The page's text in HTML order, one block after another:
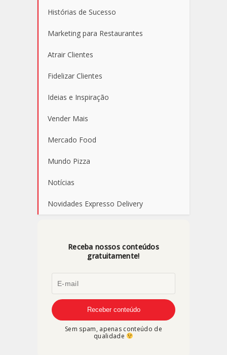
Histórias de Sucesso
Marketing para Restaurantes
Atrair Clientes
Fidelizar Clientes
Ideias e Inspiração
Vender Mais
Mercado Food
Mundo Pizza
Notícias
Novidades Expresso Delivery
Receba nossos conteúdos
gratuitamente!
Sem spam, apenas conteúdo de
qualidade